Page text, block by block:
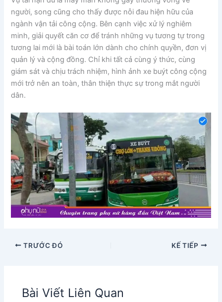
người, song cũng cho thấy được nỗi đau hiện hữu của
ngành vận tải công cộng. Bên cạnh việc xử lý nghiêm
minh, giải quyết căn cơ để tránh những vụ tương tự trong
tương lai mới là bài toán lớn dành cho chính quyền, đơn vị
quản lý và cộng đồng. Chỉ khi tất cả cùng ý thức, cùng
giám sát và chịu trách nhiệm, hình ảnh xe buýt công cộng
mới trở nên an toàn, thân thiện thực sự trong mắt người
dân.
TRƯỚC ĐÓ KẾ TIẾP
Bài Viết Liên Quan